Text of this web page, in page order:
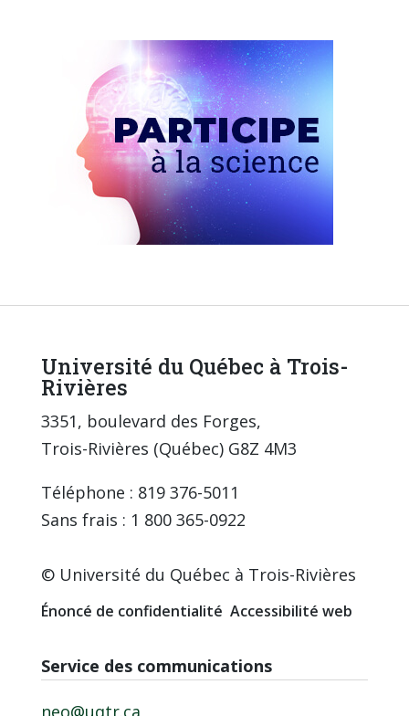
Université du Québec à Trois-
Rivières
3351, boulevard des Forges,
Trois-Rivières (Québec) G8Z 4M3
Téléphone : 819 376-5011
Sans frais : 1 800 365-0922
© Université du Québec à Trois-Rivières
Énoncé de confidentialité Accessibilité web
Service des communications
neo@uqtr.ca